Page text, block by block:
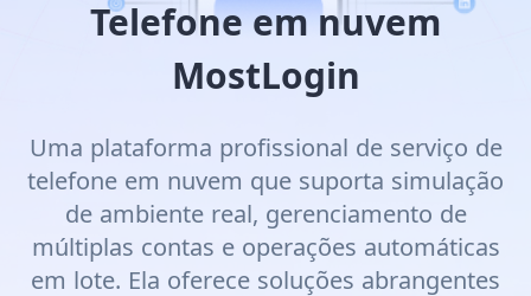
Telefone em nuvem
MostLogin
Uma plataforma profissional de serviço de
telefone em nuvem que suporta simulação
de ambiente real, gerenciamento de
múltiplas contas e operações automáticas
em lote. Ela oferece soluções abrangentes